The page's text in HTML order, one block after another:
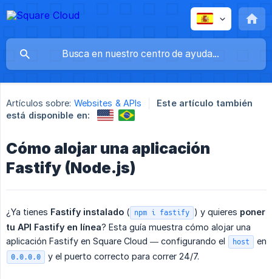
Artículos sobre: Websites & APIs
Este artículo también
está disponible en:
Cómo alojar una aplicación
Fastify (Node.js)
¿Ya tienes Fastify instalado ( npm i fastify ) y quieres poner
tu API Fastify en línea? Esta guía muestra cómo alojar una
aplicación Fastify en Square Cloud — configurando el
host en
0.0.0.0 y el puerto correcto para correr 24/7.